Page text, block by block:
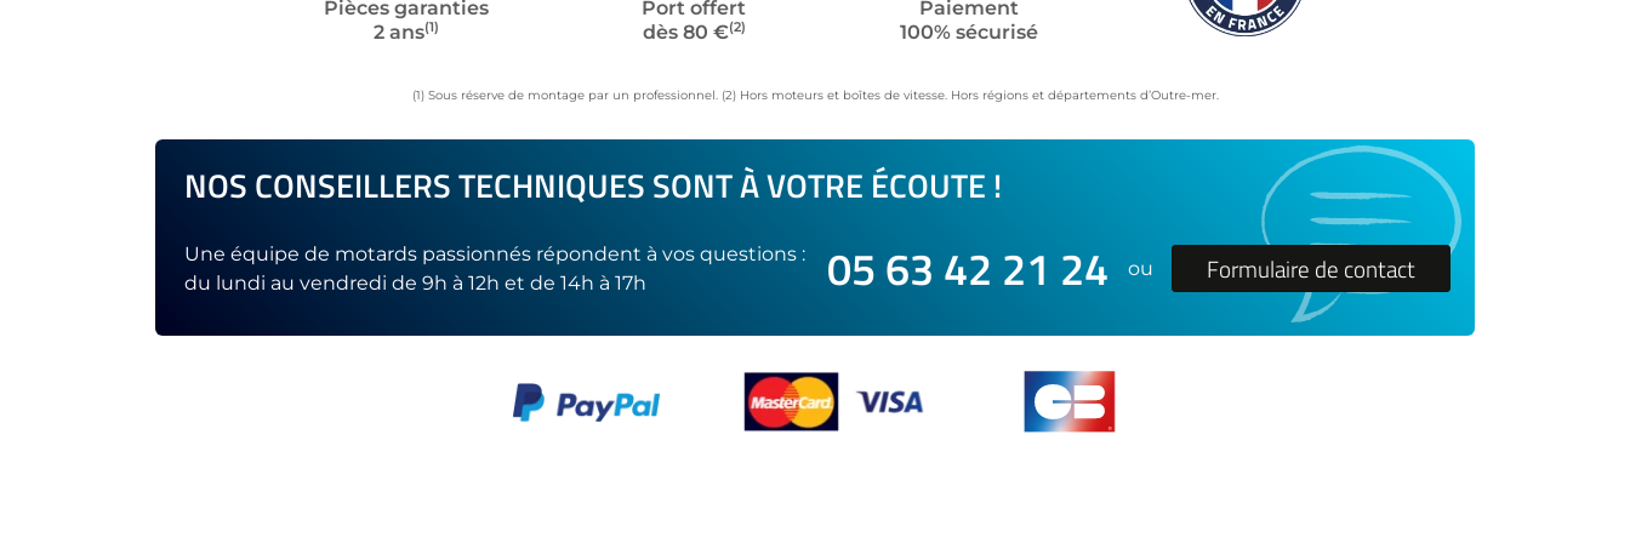
Pièces garanties
2 ans(1)
Port offert
dès 80 €(2)
Paiement
100% sécurisé
(1) Sous réserve de montage par un professionnel. (2) Hors moteurs et boîtes de vitesse. Hors régions et départements d’Outre-mer.
NOS CONSEILLERS TECHNIQUES SONT À VOTRE ÉCOUTE !
Une équipe de motards passionnés répondent à vos questions :
du lundi au vendredi de 9h à 12h et de 14h à 17h
05 63 42 21 24 ou Formulaire de contact